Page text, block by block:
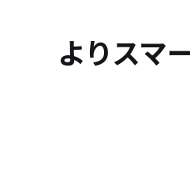
よりスマ